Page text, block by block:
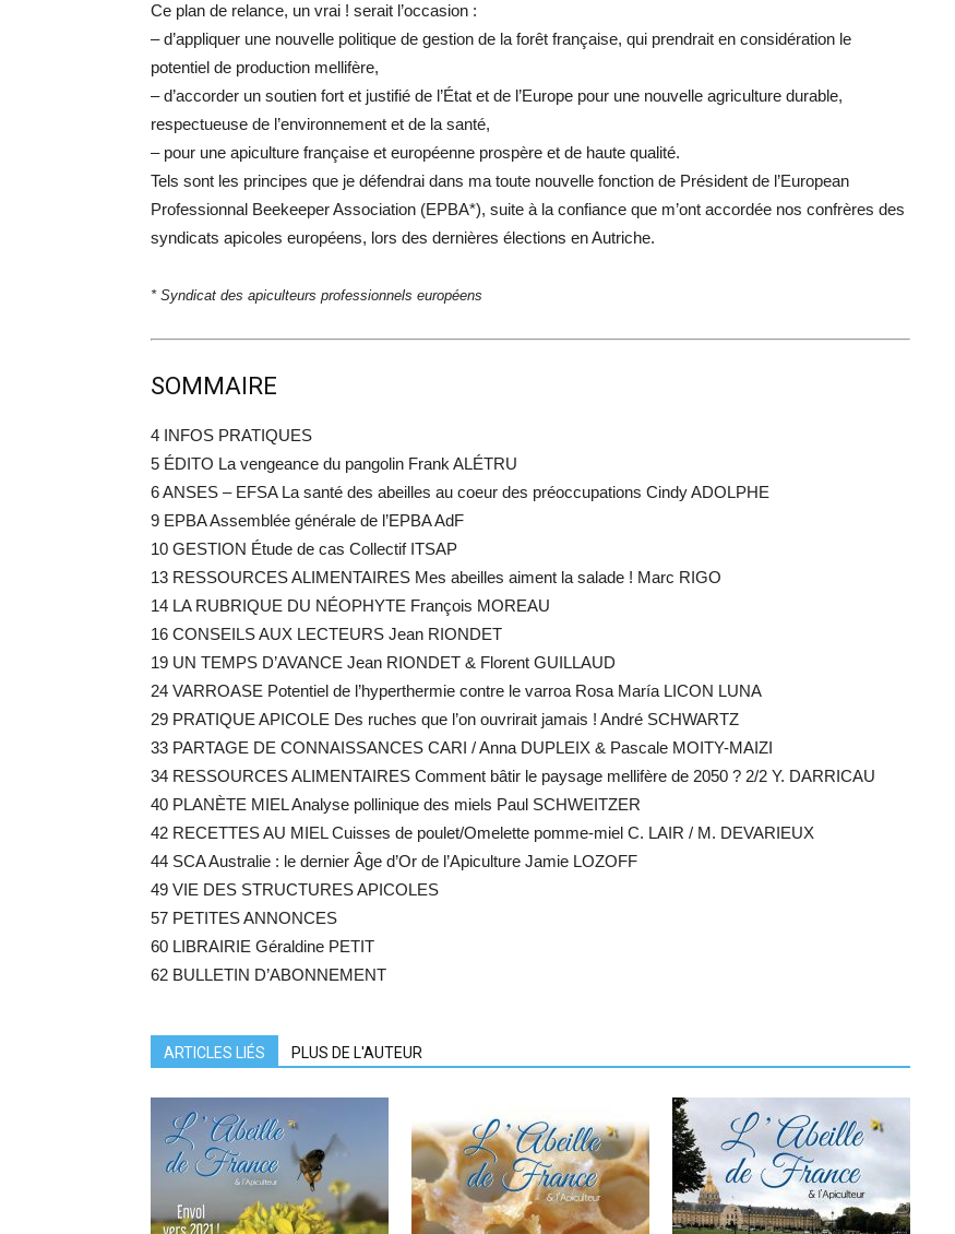
Ce plan de relance, un vrai ! serait l’occasion :
– d’appliquer une nouvelle politique de gestion de la forêt française, qui prendrait en considération le
potentiel de production mellifère,
– d’accorder un soutien fort et justifié de l’État et de l’Europe pour une nouvelle agriculture durable,
respectueuse de l’environnement et de la santé,
– pour une apiculture française et européenne prospère et de haute qualité.
Tels sont les principes que je défendrai dans ma toute nouvelle fonction de Président de l’European
Professionnal Beekeeper Association (EPBA*), suite à la confiance que m’ont accordée nos confrères des
syndicats apicoles européens, lors des dernières élections en Autriche.
* Syndicat des apiculteurs professionnels européens
SOMMAIRE
4 INFOS PRATIQUES
5 ÉDITO La vengeance du pangolin Frank ALÉTRU
6 ANSES – EFSA La santé des abeilles au coeur des préoccupations Cindy ADOLPHE
9 EPBA Assemblée générale de l’EPBA AdF
10 GESTION Étude de cas Collectif ITSAP
13 RESSOURCES ALIMENTAIRES Mes abeilles aiment la salade ! Marc RIGO
14 LA RUBRIQUE DU NÉOPHYTE François MOREAU
16 CONSEILS AUX LECTEURS Jean RIONDET
19 UN TEMPS D’AVANCE Jean RIONDET & Florent GUILLAUD
24 VARROASE Potentiel de l’hyperthermie contre le varroa Rosa María LICON LUNA
29 PRATIQUE APICOLE Des ruches que l’on ouvrirait jamais ! André SCHWARTZ
33 PARTAGE DE CONNAISSANCES CARI / Anna DUPLEIX & Pascale MOITY-MAIZI
34 RESSOURCES ALIMENTAIRES Comment bâtir le paysage mellifère de 2050 ? 2/2 Y. DARRICAU
40 PLANÈTE MIEL Analyse pollinique des miels Paul SCHWEITZER
42 RECETTES AU MIEL Cuisses de poulet/Omelette pomme-miel C. LAIR / M. DEVARIEUX
44 SCA Australie : le dernier Âge d’Or de l’Apiculture Jamie LOZOFF
49 VIE DES STRUCTURES APICOLES
57 PETITES ANNONCES
60 LIBRAIRIE Géraldine PETIT
62 BULLETIN D’ABONNEMENT
ARTICLES LIÉS PLUS DE L'AUTEUR